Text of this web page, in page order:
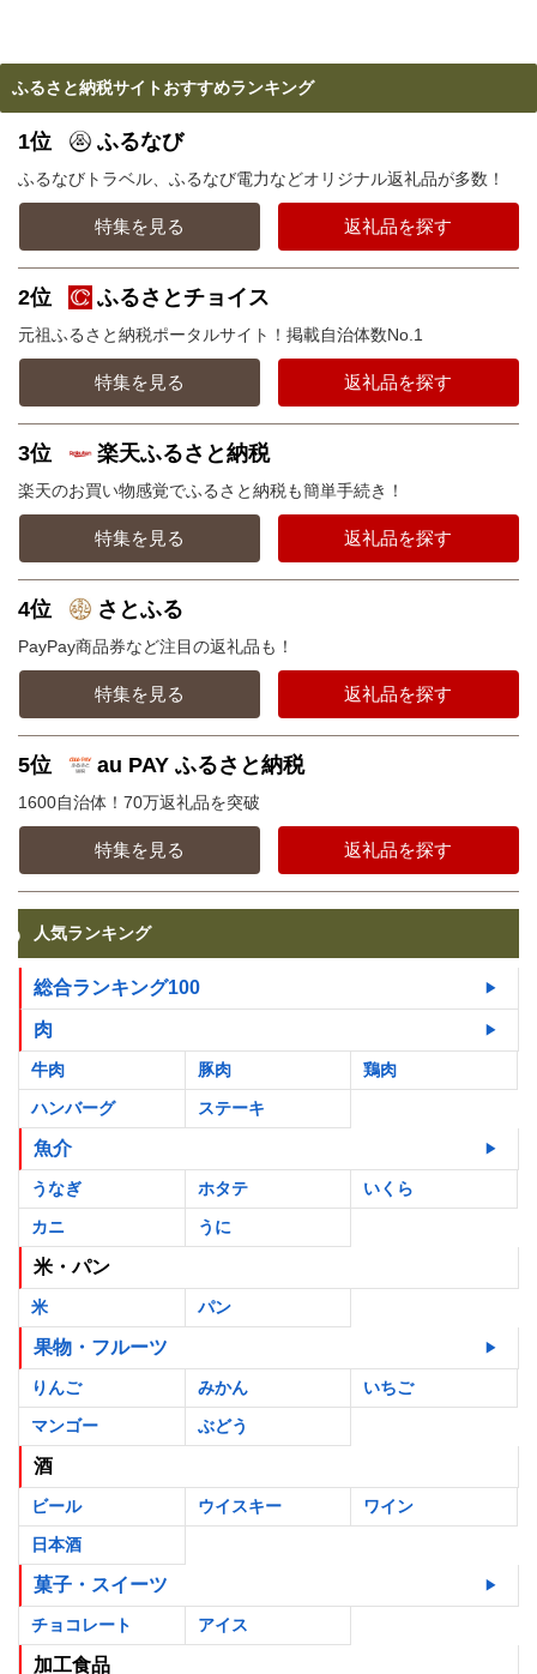
ふるさと納税サイトおすすめランキング
1位 ふるなび
ふるなびトラベル、ふるなび電力などオリジナル返礼品が多数！
特集を見る 返礼品を探す
2位 ふるさとチョイス
元祖ふるさと納税ポータルサイト！掲載自治体数No.1
特集を見る 返礼品を探す
3位 楽天ふるさと納税
楽天のお買い物感覚でふるさと納税も簡単手続き！
特集を見る 返礼品を探す
4位 さとふる
PayPay商品券など注目の返礼品も！
特集を見る 返礼品を探す
5位 au PAY ふるさと納税
1600自治体！70万返礼品を突破
特集を見る 返礼品を探す
人気ランキング
総合ランキング100
肉
牛肉 豚肉
鶏肉
ハンバーグ
ステーキ
魚介
うなぎ ホタテ
いくら
カニ
うに
米・パン
米 パン
果物・フルーツ
りんご みかん
いちご
マンゴー
ぶどう
酒
ビール ウイスキー
ワイン
日本酒
菓子・スイーツ
チョコレート アイス
加工食品